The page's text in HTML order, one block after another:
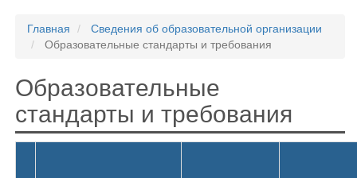
Главная
Сведения об образовательной организации
Образовательные стандарты и требования
Образовательные
стандарты и требования